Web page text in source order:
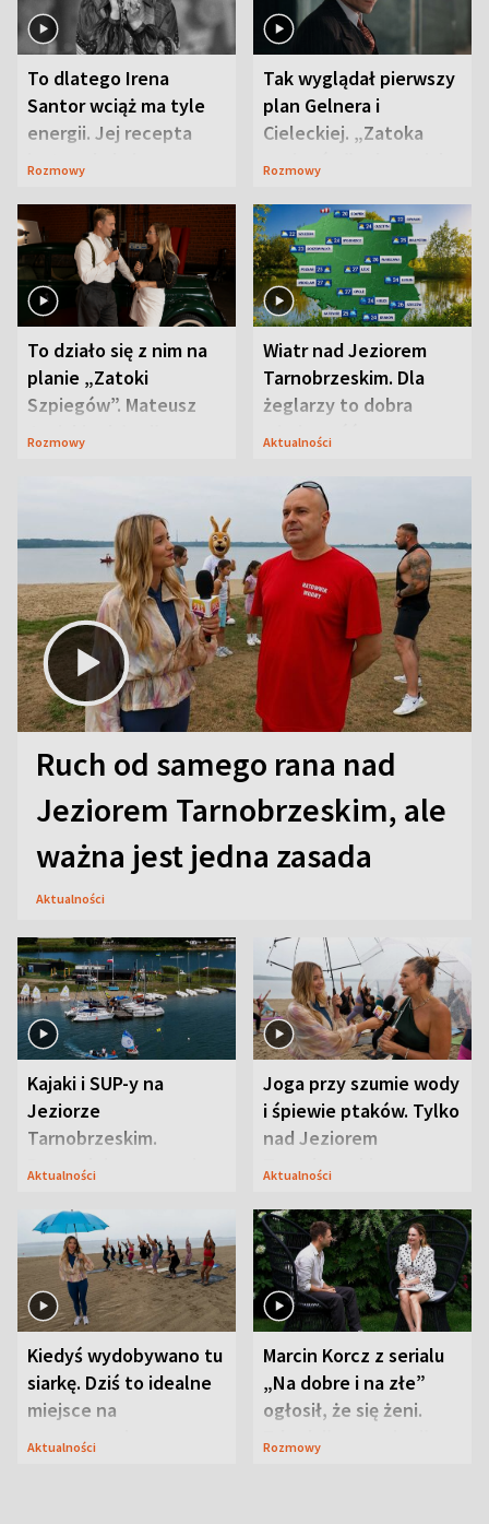
To dlatego Irena
Santor wciąż ma tyle
energii. Jej recepta
jest zaskakująco
Rozmowy
Tak wyglądał pierwszy
plan Gelnera i
Cieleckiej. „Zatoka
szpiegów” od razu ich
Rozmowy
To działo się z nim na
planie „Zatoki
Szpiegów”. Mateusz
Janicki odsłonił
Rozmowy
Wiatr nad Jeziorem
Tarnobrzeskim. Dla
żeglarzy to dobra
wiadomość
Aktualności
Ruch od samego rana nad
Jeziorem Tarnobrzeskim, ale
ważna jest jedna zasada
Aktualności
Kajaki i SUP-y na
Jeziorze
Tarnobrzeskim.
Przyrodnicy zwracają
Aktualności
Joga przy szumie wody
i śpiewie ptaków. Tylko
nad Jeziorem
Tarnobrzeskim
Aktualności
Kiedyś wydobywano tu
siarkę. Dziś to idealne
miejsce na
wypoczynek
Aktualności
Marcin Korcz z serialu
„Na dobre i na złe”
ogłosił, że się żeni.
Zdradził, co zmienił
Rozmowy